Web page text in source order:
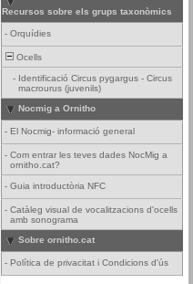
Recursos sobre els grups taxonòmics
- Orquídies
Ocells
- Identificació Circus pygargus - Circus
macrourus (juvenils)
Nocmig a Ornitho
- El Nocmig- informació general
- Com entrar les teves dades NocMig a
ornitho.cat?
- Guia introductòria NFC
- Catàleg visual de vocalitzacions d'ocells
amb sonograma
Sobre ornitho.cat
- Política de privacitat i Condicions d'ús